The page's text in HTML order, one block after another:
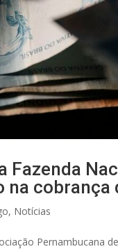
Fazenda
na
, Notícias
Pernambucana